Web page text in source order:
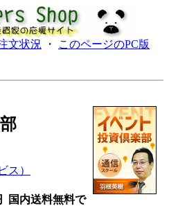
文状況 ・ このページのPC版
ス）
国内送料無料で